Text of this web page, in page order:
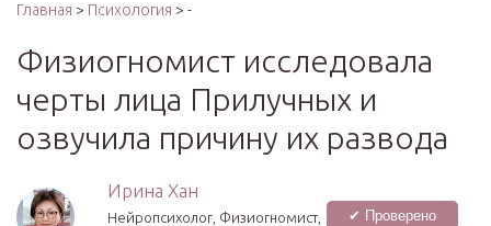
Главная > Психология > -
Физиогномист исследовала
черты лица Прилучных и
озвучила причину их развода
Ирина Хан
Нейропсихолог, Физиогномист,
✔ Проверено